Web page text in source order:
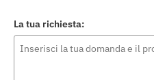
La tua richiesta: